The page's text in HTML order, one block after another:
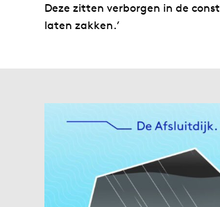
Deze zitten verborgen in de
laten zakken.’